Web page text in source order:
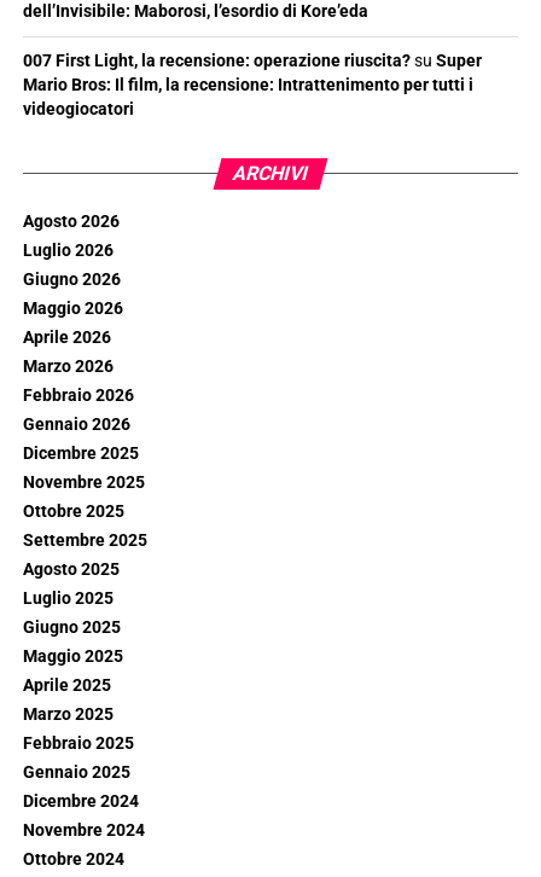
dell’Invisibile: Maborosi, l’esordio di Kore’eda
007 First Light, la recensione: operazione riuscita?su Super
Mario Bros: Il film, la recensione: Intrattenimento per tutti i
videogiocatori
ARCHIVI
Agosto 2026
Luglio 2026
Giugno 2026
Maggio 2026
Aprile 2026
Marzo 2026
Febbraio 2026
Gennaio 2026
Dicembre 2025
Novembre 2025
Ottobre 2025
Settembre 2025
Agosto 2025
Luglio 2025
Giugno 2025
Maggio 2025
Aprile 2025
Marzo 2025
Febbraio 2025
Gennaio 2025
Dicembre 2024
Novembre 2024
Ottobre 2024